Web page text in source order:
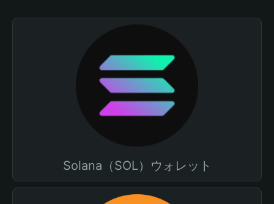
Solana（SOL）ウォレット